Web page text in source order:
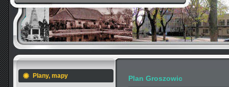
Plany, mapy Plan Groszowic